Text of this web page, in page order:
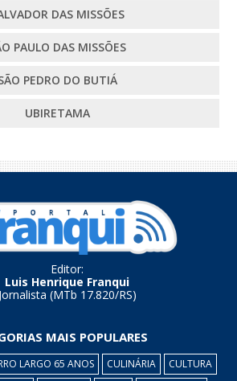
DAS MISSÕES
PAULO DAS MISSÕES
PEDRO DO BUTIÁ
UBIRETAMA
Editor:
Luis Henrique Franqui
Jornalista (MTb 17.820/RS)
MAIS POPULARES
LARGO 65 ANOS CULINÁRIA CULTURA